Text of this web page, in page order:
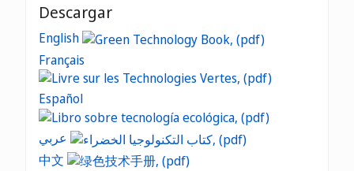
Descargar
English
Français
Español
中文